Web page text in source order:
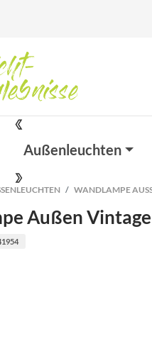
Außenleuchten
WANDLAMPE
Außen